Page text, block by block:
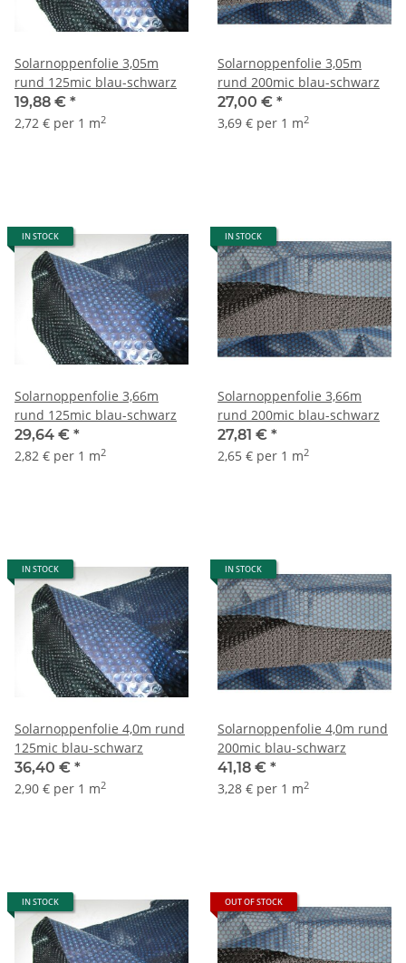
Solarnoppenfolie 3,05m
rund 125mic blau-schwarz
19,88 € *
2,72 € per 1 m2
Solarnoppenfolie 3,05m
rund 200mic blau-schwarz
27,00 € *
3,69 € per 1 m2
IN STOCK
Solarnoppenfolie 3,66m
rund 125mic blau-schwarz
29,64 € *
2,82 € per 1 m2
IN STOCK
Solarnoppenfolie 3,66m
rund 200mic blau-schwarz
27,81 € *
2,65 € per 1 m2
IN STOCK
Solarnoppenfolie 4,0m rund
125mic blau-schwarz
36,40 € *
2,90 € per 1 m2
IN STOCK
Solarnoppenfolie 4,0m rund
200mic blau-schwarz
41,18 € *
3,28 € per 1 m2
IN STOCK OUT OF STOCK